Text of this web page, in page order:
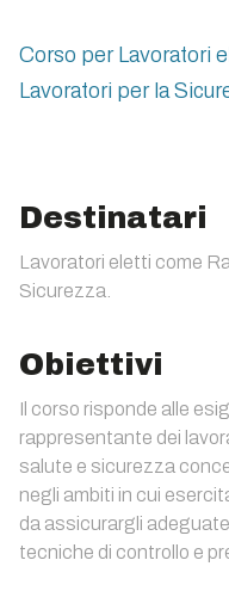
Corso per Lavoratori
Lavoratori per la
Destinatari
Lavoratori eletti come
Sicurezza.
Obiettivi
Il corso risponde alle
rappresentante dei
salute e sicurezza
negli ambiti in cui
da assicurargli
tecniche di controllo e